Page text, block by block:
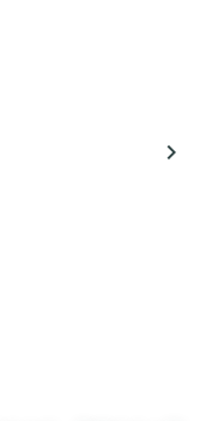
navigate_next